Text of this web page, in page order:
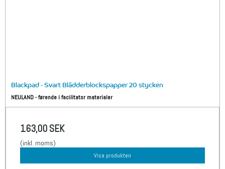
Blackpad - Svart Blädderblockspapper 20 stycken
NEULAND - førende i facilitator materialer
163,00 SEK
(inkl. moms)
Visa produkten